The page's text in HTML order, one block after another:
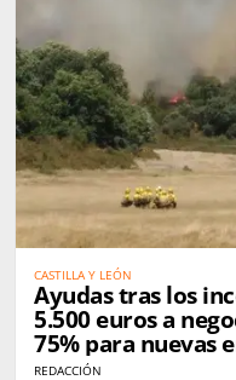
CASTILLA Y LEÓN
Ayudas tras los
5.500 euros a
75% para nuevas
REDACCIÓN